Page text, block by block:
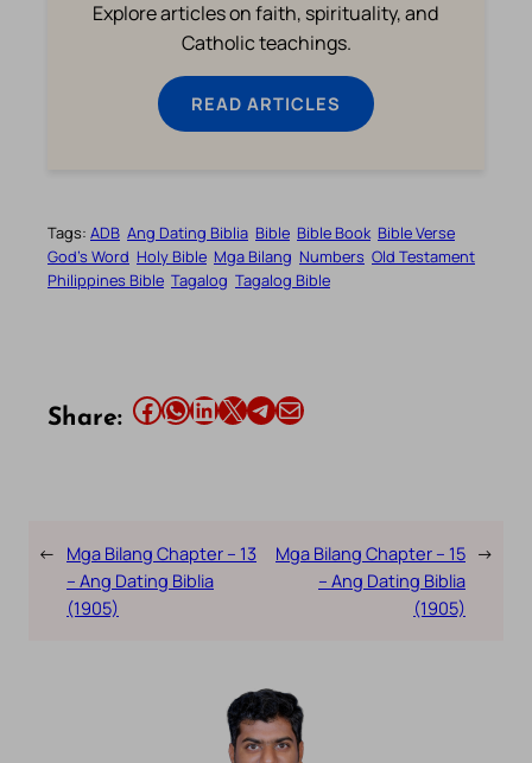
Explore articles on faith, spirituality, and
Catholic teachings.
READ ARTICLES
Tags: ADB Ang Dating Biblia Bible Bible Book Bible Verse
God’s Word Holy Bible Mga Bilang Numbers Old Testament
Philippines Bible Tagalog Tagalog Bible
Share: Share this article on Facebook Share this article on WhatsApp Share this article on LinkedIn Share this article on X Share this article on TelegramEmail this Article
← Mga Bilang Chapter – 13
– Ang Dating Biblia
(1905)
Mga Bilang Chapter – 15
– Ang Dating Biblia
(1905)
→